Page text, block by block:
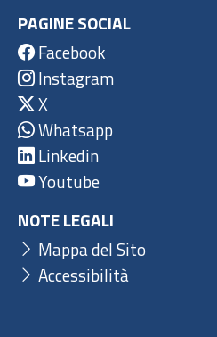
PAGINE SOCIAL
Facebook
Instagram
X
Whatsapp
Linkedin
Youtube
NOTE LEGALI
Mappa del Sito
Accessibilità